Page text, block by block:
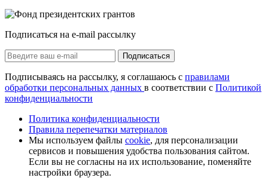
Подписаться на e-mail рассылку
Подписаться
Подписываясь на рассылку, я соглашаюсь с правилами
обработки персональных данных в соответствии с Политикой
конфиденциальности
Политика конфиденциальности
Правила перепечатки материалов
Мы используем файлы cookie, для персонализации
сервисов и повышения удобства пользования сайтом.
Если вы не согласны на их использование, поменяйте
настройки браузера.